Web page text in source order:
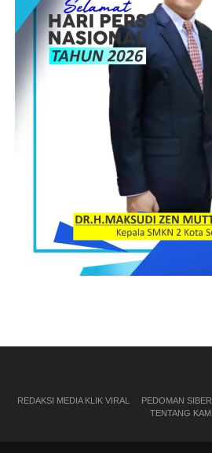
REDAKSI MEDIA KLIK VIRAL PEDOMAN SIBER
TENTANG KAMI